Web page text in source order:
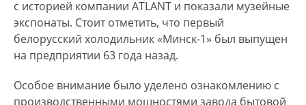
с историей компании ATLANT и показали музейные
экспонаты. Стоит отметить, что первый
белорусский холодильник «Минск-1» был выпущен
на предприятии 63 года назад.
Особое внимание было уделено ознакомлению с
производственными мощностями завода бытовой